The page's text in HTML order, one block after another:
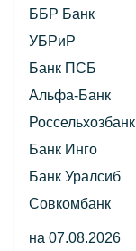
ББР Банк
УБРиР
Банк ПСБ
Альфа-Банк
Россельхозбанк
Банк Инго
Банк Уралсиб
Совкомбанк
на 07.08.2026